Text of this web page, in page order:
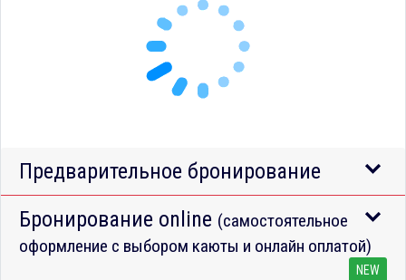
Предварительное бронирование
Бронирование online (самостоятельное
оформление с выбором каюты и онлайн оплатой)
NEW